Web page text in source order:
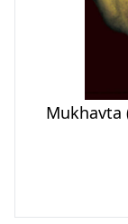
Mukhavta